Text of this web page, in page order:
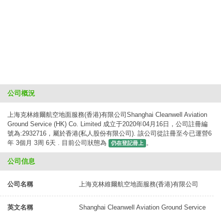
公司概況
上海克林維爾航空地面服務(香港)有限公司Shanghai Cleanwell Aviation
Ground Service (HK) Co. Limited 成立于2020年04月16日，公司註冊編
號為:2932716，屬於香港(私人股份有限公司). 該公司從註冊至今已運營6
年 3個月 3周 6天 . 目前公司狀態為
仍在登記冊上 。
公司信息
公司名稱 上海克林維爾航空地面服務(香港)有限公司
英文名稱
Shanghai Cleanwell Aviation Ground Service